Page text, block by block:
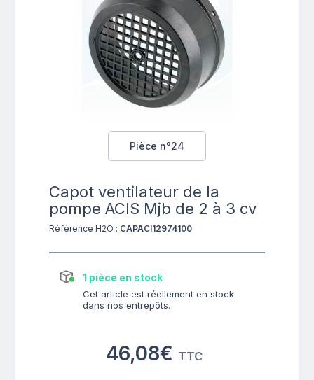
Pièce n°24
Capot ventilateur de la
pompe ACIS Mjb de 2 à 3 cv
Référence H2O : CAPACI12974100
1 pièce en stock
Cet article est réellement en stock
dans nos entrepôts.
46,08€ TTC